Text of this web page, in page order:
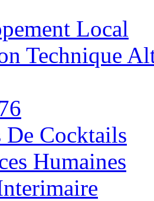
Local
Technique
De Cocktails
Humaines